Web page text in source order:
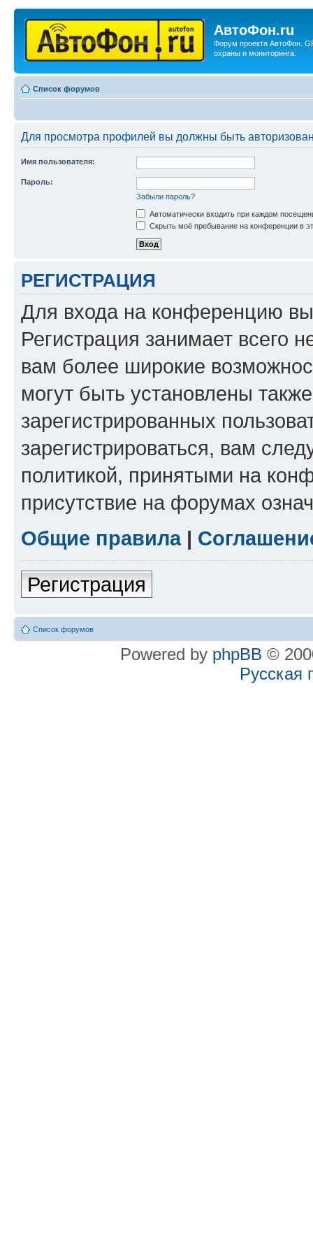
АвтоФон.ru
Форум проекта АвтоФон.
охраны и мониторинга.
Список форумов
Для просмотра профилей вы должны быть
Имя пользователя:
Пароль:
Забыли пароль?
Автоматически входить при каждом
Скрыть моё пребывание на конференции в
РЕГИСТРАЦИЯ
Для входа на конференцию
Регистрация занимает всего
вам более широкие
могут быть установлены
зарегистрированных
зарегистрироваться, вам
политикой, принятыми на
присутствие на форумах
Общие правила|
Регистрация
Список форумов
Powered by phpBB ©
Русская